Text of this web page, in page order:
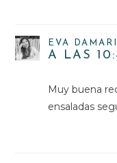
EVA
A LAS
Muy buena
ensaladas